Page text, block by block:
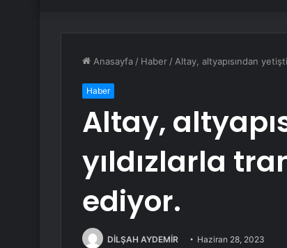
Anasayfa / Haber / Altay, altyapısından
Haber
Altay,
yıldızlarla
ediyor.
DİLŞAH AYDEMİR Haziran 28, 2023